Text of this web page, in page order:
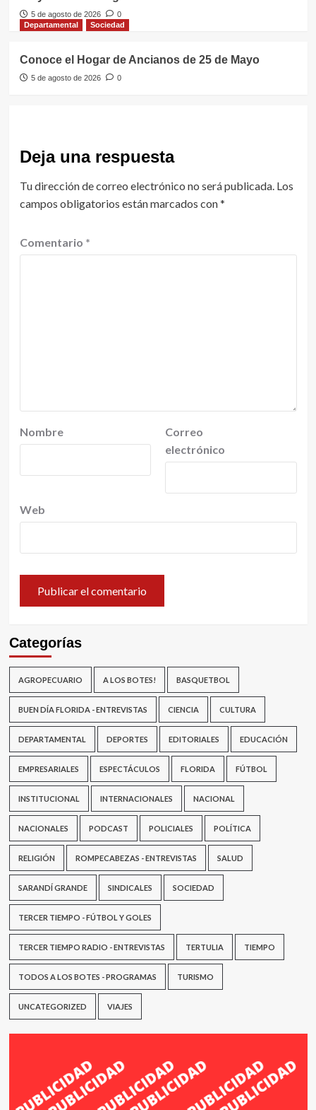
5 de agosto de 2026
0
Departamental
Sociedad
Conoce el Hogar de Ancianos de 25 de Mayo
5 de agosto de 2026 0
Deja una respuesta
Tu dirección de correo electrónico no será publicada. Los
campos obligatorios están marcados con*
Comentario *
Nombre
Correo
electrónico
Web
Categorías
AGROPECUARIO A LOS BOTES! BASQUETBOL
BUEN DÍA FLORIDA - ENTREVISTAS CIENCIA CULTURA
DEPARTAMENTAL DEPORTES EDITORIALES EDUCACIÓN
EMPRESARIALES ESPECTÁCULOS FLORIDA FÚTBOL
INSTITUCIONAL INTERNACIONALES NACIONAL
NACIONALES PODCAST POLICIALES POLÍTICA
RELIGIÓN ROMPECABEZAS - ENTREVISTAS SALUD
SARANDÍ GRANDE SINDICALES SOCIEDAD
TERCER TIEMPO - FÚTBOL Y GOLES
TERCER TIEMPO RADIO - ENTREVISTAS TERTULIA TIEMPO
TODOS A LOS BOTES - PROGRAMAS TURISMO
UNCATEGORIZED VIAJES